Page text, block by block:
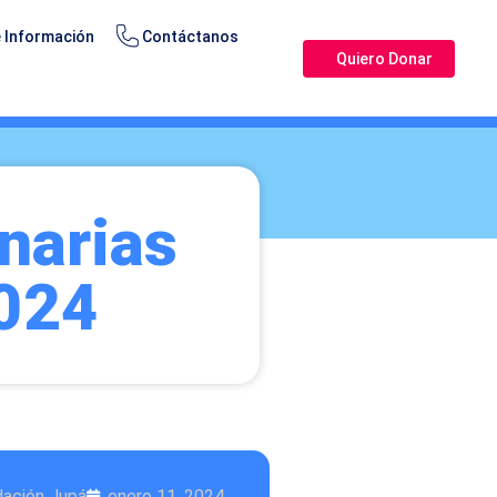
Información Contáctanos
Quiero Donar